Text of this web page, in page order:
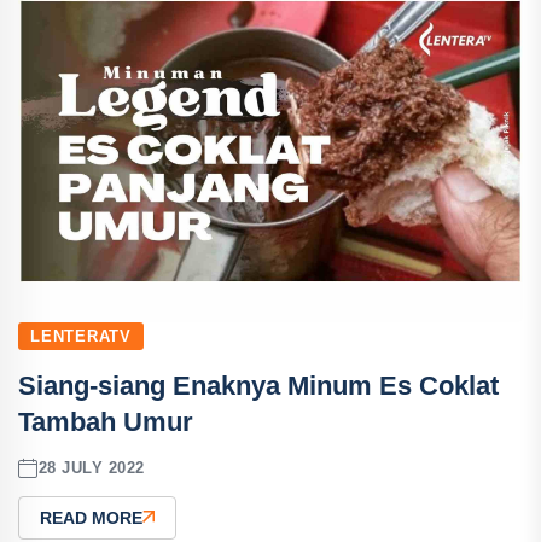
LENTERATV
Siang-siang Enaknya Minum Es Coklat
Tambah Umur
28 JULY 2022
READ MORE